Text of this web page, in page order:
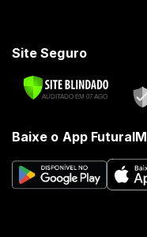
Site Seguro
Baixe o App FuturaIM